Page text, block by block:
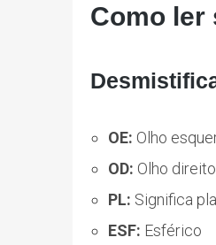
Como ler
OE: Olho
OD: Olho direito
PL: Significa
ESF: Esférico